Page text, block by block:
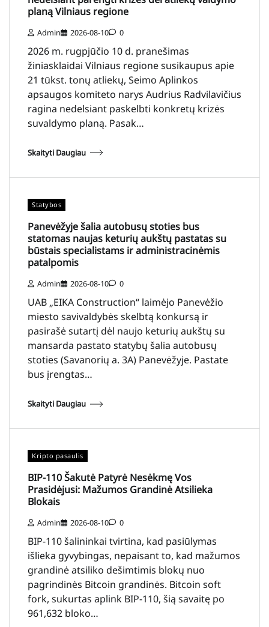
planą Vilniaus regione
Admin 2026-08-10 0
2026 m. rugpjūčio 10 d. pranešimas
žiniasklaidai Vilniaus regione susikaupus apie
21 tūkst. tonų atliekų, Seimo Aplinkos
apsaugos komiteto narys Audrius Radvilavičius
ragina nedelsiant paskelbti konkretų krizės
suvaldymo planą. Pasak…
Skaityti Daugiau
Statybos
Panevėžyje šalia autobusų stoties bus
statomas naujas keturių aukštų pastatas su
būstais specialistams ir administracinėmis
patalpomis
Admin 2026-08-10 0
UAB „EIKA Construction“ laimėjo Panevėžio
miesto savivaldybės skelbtą konkursą ir
pasirašė sutartį dėl naujo keturių aukštų su
mansarda pastato statybų šalia autobusų
stoties (Savanorių a. 3A) Panevėžyje. Pastate
bus įrengtas…
Skaityti Daugiau
Kripto pasaulis
BIP-110 Šakutė Patyrė Nesėkmę Vos
Prasidėjusi: Mažumos Grandinė Atsilieka
Blokais
Admin 2026-08-10 0
BIP-110 šalininkai tvirtina, kad pasiūlymas
išlieka gyvybingas, nepaisant to, kad mažumos
grandinė atsiliko dešimtimis blokų nuo
pagrindinės Bitcoin grandinės. Bitcoin soft
fork, sukurtas aplink BIP-110, šią savaitę po
961,632 bloko…